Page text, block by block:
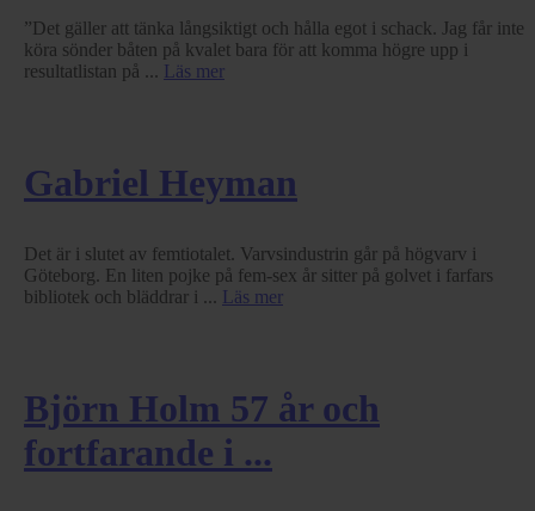
”Det gäller att tänka långsiktigt och hålla egot i schack. Jag får inte
köra sönder båten på kvalet bara för att komma högre upp i
resultatlistan på ... Läs mer
Gabriel Heyman
Det är i slutet av femtiotalet. Varvsindustrin går på högvarv i
Göteborg. En liten pojke på fem-sex år sitter på golvet i farfars
bibliotek och bläddrar i ... Läs mer
Björn Holm 57 år och
fortfarande i ...